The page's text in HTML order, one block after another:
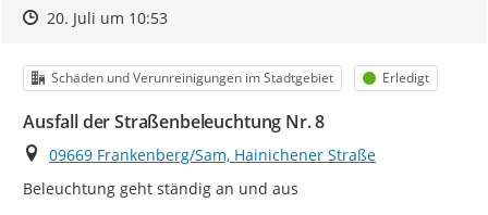
Zeitpunkt des Erstellens
Zeitpunkt des Erstellens
20. Juli um 10:53Zur Äußerung
Kategorie
Schäden und Verunreinigungen im Stadtgebiet Status
Erledigt
Ausfall der Straßenbeleuchtung Nr. 8
Ort
09669 Frankenberg/Sam, Hainichener Straße
Beleuchtung geht ständig an und aus